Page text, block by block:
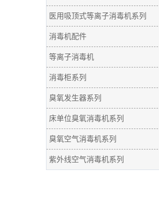
医用吸顶式等离子消毒机系列
消毒机配件
等离子消毒机
消毒柜系列
臭氧发生器系列
床单位臭氧消毒机系列
臭氧空气消毒机系列
紫外线空气消毒机系列